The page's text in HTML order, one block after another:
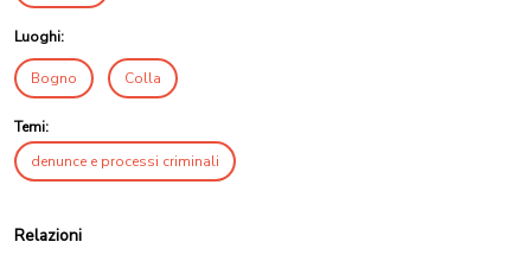
Luoghi:
Bogno Colla
Temi:
denunce e processi criminali
Relazioni